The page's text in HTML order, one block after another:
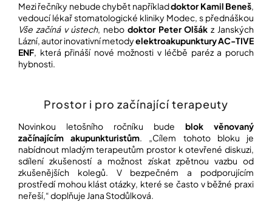
Mezi řečníky nebude chybět napříkladdoktor Kamil Beneš,
vedoucí lékař stomatologické kliniky Modec, s přednáškou
Vše začíná v ústech, nebo doktor Peter Olšák z Janských
Lázní, autor inovativní metodyelektroakupunktury AC-TIVE
ENF, která přináší nové možnosti v léčbě paréz a poruch
hybnosti.
Prostor i pro začínající terapeuty
Novinkou letošního ročníku bude blok věnovaný
začínajícím akupunkturistům. „Cílem tohoto bloku je
nabídnout mladým terapeutům prostor k otevřené diskuzi,
sdílení zkušeností a možnost získat zpětnou vazbu od
zkušenějších kolegů. V bezpečném a podporujícím
prostředí mohou klást otázky, které se často v běžné praxi
neřeší,“ doplňuje Jana Stodůlková.